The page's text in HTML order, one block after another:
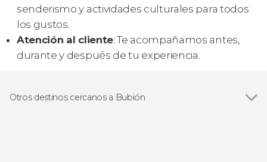
senderismo y actividades culturales para todos
los gustos.
Atención al cliente: Te acompañamos antes,
durante y después de tu experiencia.
Otros destinos cercanos a Bubión